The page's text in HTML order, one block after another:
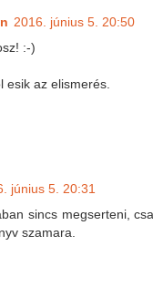
2016. június 5. 20:50
:-)
esik az elismerés.
június 5. 20:31
sincs megserteni,
szamara.